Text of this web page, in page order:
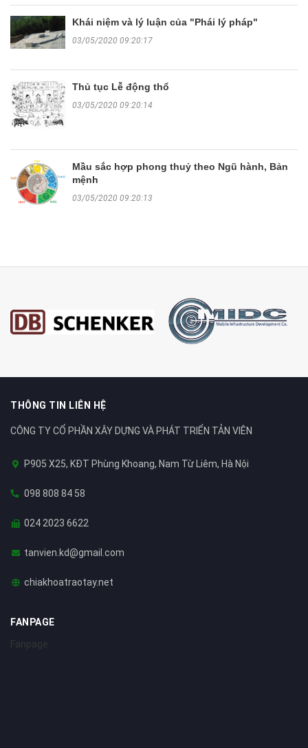
Khái niệm và lý luận của "Phái lý pháp"
03/05/2020 09:20:17
Thủ tục Lễ động thổ
03/05/2020 09:20:14
Mầu sắc hợp phong thuỷ theo Ngũ hành, Bản
mệnh
03/05/2020 09:20:13
THÔNG TIN LIÊN HỆ
CÔNG TY CỔ PHẦN XÂY DỰNG VÀ PHÁT TRIỂN TẢN VIÊN
P905 X25, KĐT Phùng Khoang, Nam Từ Liêm, Hà Nội
098 808 84 58
024 2023 6622
tanvien.kd@gmail.com
chiakhoatraotay.net
FANPAGE
Fanpage